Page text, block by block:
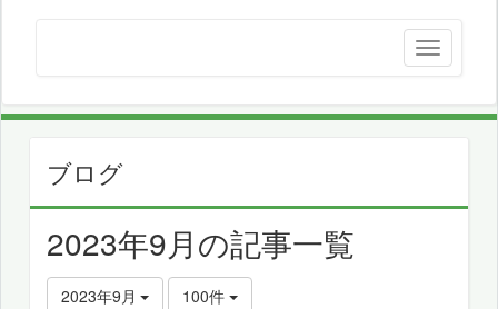
ブログ
2023年9月の記事一覧
2023年9月 100件